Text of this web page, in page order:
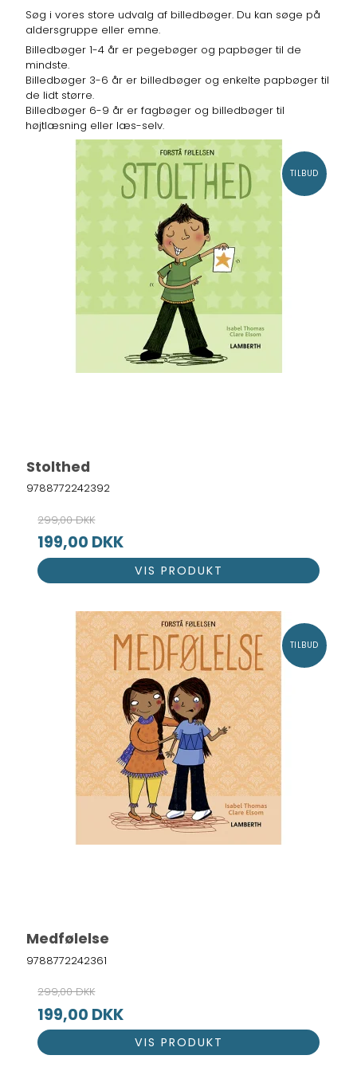
Søg i vores store udvalg af billedbøger. Du kan søge på
aldersgruppe eller emne.
Billedbøger 1-4 år er pegebøger og papbøger til de
mindste.
Billedbøger 3-6 år er billedbøger og enkelte papbøger til
de lidt større.
Billedbøger 6-9 år er fagbøger og billedbøger til
højtlæsning eller læs-selv.
TILBUD
Stolthed
9788772242392
299,00 DKK
199,00 DKK
VIS PRODUKT
TILBUD
Medfølelse
9788772242361
299,00 DKK
199,00 DKK
VIS PRODUKT